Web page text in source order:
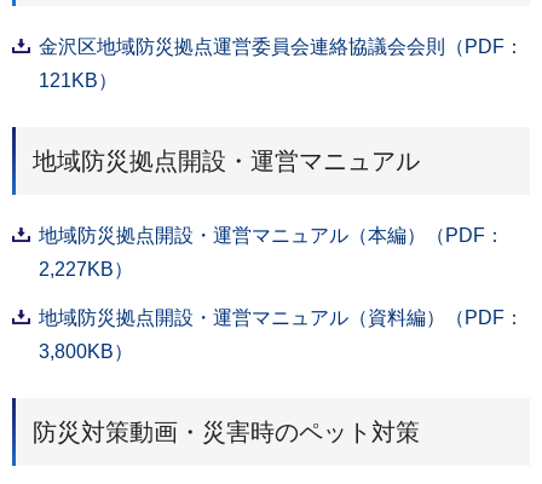
金沢区地域防災拠点運営委員会連絡協議会会則（PDF：
121KB）
地域防災拠点開設・運営マニュアル
地域防災拠点開設・運営マニュアル（本編）（PDF：
2,227KB）
地域防災拠点開設・運営マニュアル（資料編）（PDF：
3,800KB）
防災対策動画・災害時のペット対策